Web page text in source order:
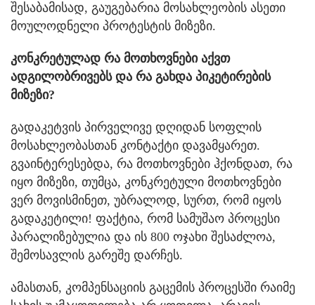
შესაბამისად, გაუგებარია მოსახლეობის ასეთი
მოულოდნელი პროტესტის მიზეზი.
კონკრეტულად რა მოთხოვნები აქვთ
ადგილობრივებს და რა გახდა პიკეტირების
მიზეზი?
გადაკეტვის პირველივე დღიდან სოფლის
მოსახლეობასთან კონტაქტი დავამყარეთ.
გვაინტერესებდა, რა მოთხოვნები ჰქონდათ, რა
იყო მიზეზი, თუმცა, კონკრეტული მოთხოვნები
ვერ მოვისმინეთ, უბრალოდ, სურთ, რომ იყოს
გადაკეტილი! ფაქტია, რომ სამუშაო პროცესი
პარალიზებულია და ის 800 ოჯახი შესაძლოა,
შემოსავლის გარეშე დარჩეს.
ამასთან, კომპენსაციის გაცემის პროცესში რაიმე